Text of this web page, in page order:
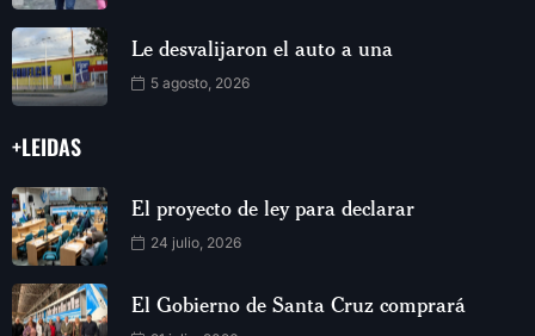
Le desvalijaron el auto a una
5 agosto, 2026
+LEIDAS
El proyecto de ley para declarar
24 julio, 2026
El Gobierno de Santa Cruz comprará